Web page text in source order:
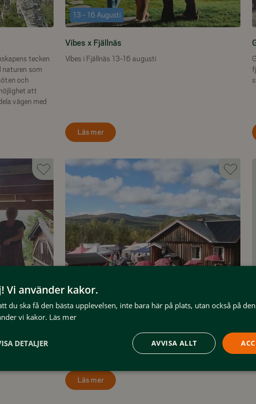
tecken
naturen som
och
att
vägen med
13 - 16 Augusti
Vibes x Fjällnäs
Vibes i Fjällnäs 13-16 augusti
Läs mer
naturskön
att
5 September
Höstmarknad Tänndalen
Höstmarkand på Tänndalens bygdegård.
Läs mer
Vi använder kakor.
du ska få den bästa upplevelsen, inte bara här på plats, utan också på
vi kakor. Läs mer
AVVISA ALLT
DETALJER